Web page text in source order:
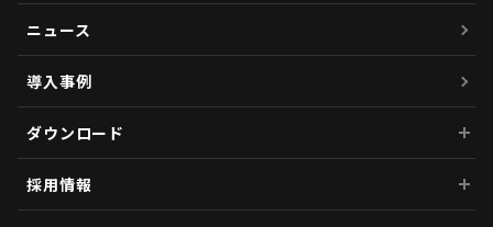
ニュース
導入事例
ダウンロード
採用情報